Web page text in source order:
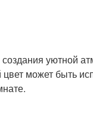
уютной
может быть